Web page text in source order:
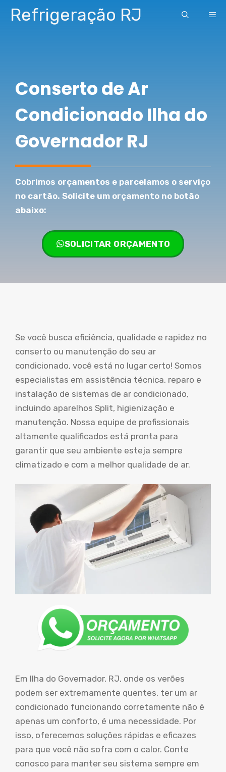
Pular
paraRefrigeração RJ
Conserto de Ar
Condicionado Ilha do
Governador RJ
Cobrimos orçamentos e parcelamos o serviço
no cartão. Solicite um orçamento no botão
abaixo:
SOLICITAR ORÇAMENTO
Se você busca eficiência, qualidade e rapidez no
conserto ou manutenção do seu ar
condicionado, você está no lugar certo! Somos
especialistas em assistência técnica, reparo e
instalação de sistemas de ar condicionado,
incluindo aparelhos Split, higienização e
manutenção. Nossa equipe de profissionais
altamente qualificados está pronta para
garantir que seu ambiente esteja sempre
climatizado e com a melhor qualidade de ar.
Em Ilha do Governador, RJ, onde os verões
podem ser extremamente quentes, ter um ar
condicionado funcionando corretamente não é
apenas um conforto, é uma necessidade. Por
isso, oferecemos soluções rápidas e eficazes
para que você não sofra com o calor. Conte
conosco para manter seu sistema sempre em